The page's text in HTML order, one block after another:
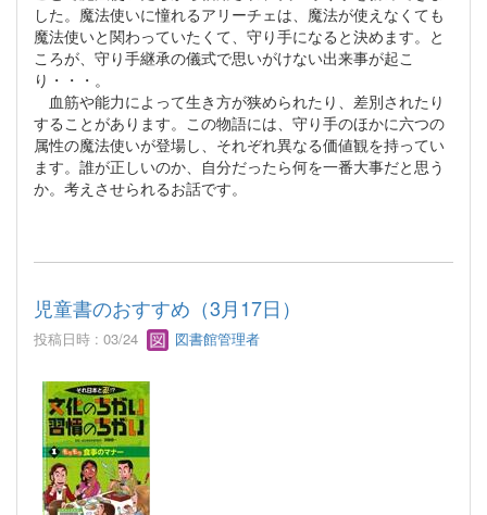
した。魔法使いに憧れるアリーチェは、魔法が使えなくても
魔法使いと関わっていたくて、守り手になると決めます。と
ころが、守り手継承の儀式で思いがけない出来事が起こ
り・・・。
血筋や能力によって生き方が狭められたり、差別されたり
することがあります。この物語には、守り手のほかに六つの
属性の魔法使いが登場し、それぞれ異なる価値観を持ってい
ます。誰が正しいのか、自分だったら何を一番大事だと思う
か。考えさせられるお話です。
児童書のおすすめ（3月17日）
投稿日時 : 03/24 図書館管理者